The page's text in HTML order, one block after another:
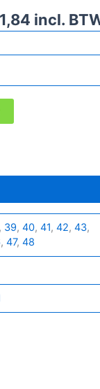
incl.
, 39, 40, 41, 42, 43,
, 47, 48